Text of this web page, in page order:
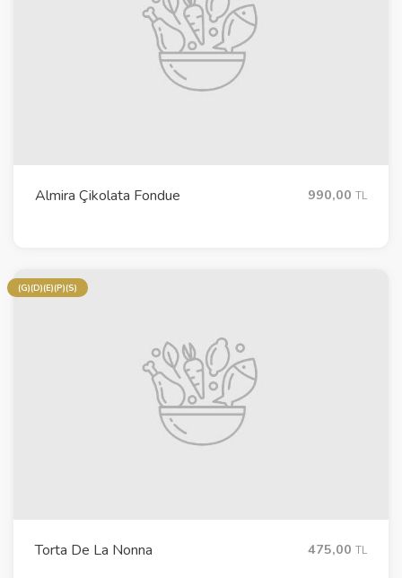
Almira Çikolata Fondue 990,00 TL
(G)(D)(E)(P)(S)
Torta De La Nonna 475,00 TL